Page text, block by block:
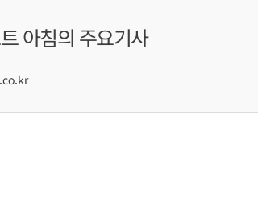
아침의 주요기사